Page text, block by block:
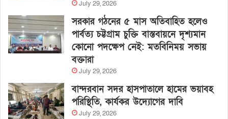
July 29, 2026
সরকার গঠনের ৫ মাস অতিবাহিত হলেও
পার্বত্য চট্টগ্রাম চুক্তি বাস্তবায়নে দৃশ্যমান
কোনো পদক্ষেপ নেই: মতবিনিময় সভায়
বক্তারা
July 29, 2026
বান্দরবান সদর হাসপাতালে হামের ভয়াবহ
পরিস্থিতি, কার্যকর উদ্যোগের দাবি
July 29, 2026